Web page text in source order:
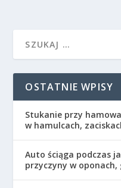
OSTATNIE WPISY
Stukanie przy
w hamulcach,
Auto ściąga podczas
przyczyny w